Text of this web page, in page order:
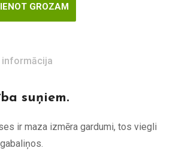
GROZAM
informācija
suņiem.
ir maza izmēra gardumi, tos viegli